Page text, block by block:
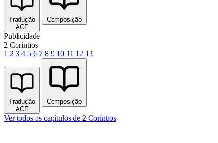
Tradução
ACF
Composição
Publicidade
2 Coríntios
1 2 3 4 5 6 7 8 9 10 11 12 13
Tradução
ACF
Composição
Ver todos os capítulos de 2 Coríntios